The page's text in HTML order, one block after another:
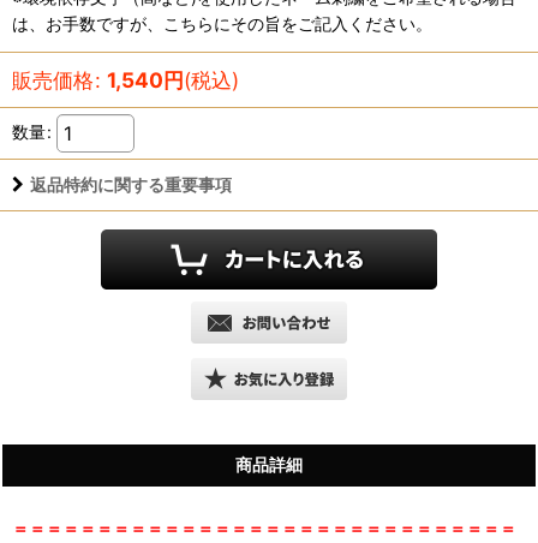
は、お手数ですが、こちらにその旨をご記入ください。
販売価格: 1,540円(税込)
数量:
返品特約に関する重要事項
商品詳細
＝＝＝＝＝＝＝＝＝＝＝＝＝＝＝＝＝＝＝＝＝＝＝＝＝＝＝＝＝＝